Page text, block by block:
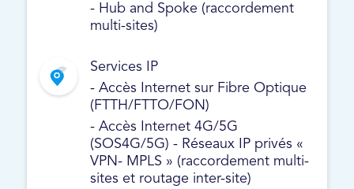
- Hub and Spoke (raccordement
multi-sites)
Services IP
- Accès Internet sur Fibre Optique
(FTTH/FTTO/FON)
- Accès Internet 4G/5G
(SOS4G/5G) - Réseaux IP privés «
VPN- MPLS » (raccordement multi-
sites et routage inter-site)